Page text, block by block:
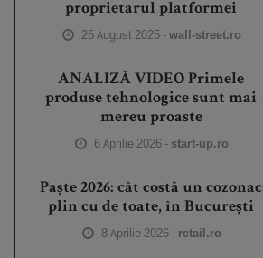
proprietarul platformei
25 August 2025 -wall-street.ro
ANALIZĂ VIDEO Primele
produse tehnologice sunt mai
mereu proaste
6 Aprilie 2026 - start-up.ro
Paște 2026: cât costă un cozonac
plin cu de toate, în București
8 Aprilie 2026 - retail.ro